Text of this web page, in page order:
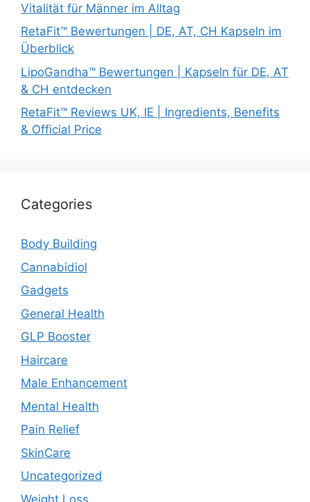
Vitalität für Männer im Alltag
RetaFit™ Bewertungen | DE, AT, CH Kapseln im
Überblick
LipoGandha™ Bewertungen | Kapseln für DE, AT
& CH entdecken
RetaFit™ Reviews UK, IE | Ingredients, Benefits
& Official Price
Categories
Body Building
Cannabidiol
Gadgets
General Health
GLP Booster
Haircare
Male Enhancement
Mental Health
Pain Relief
SkinCare
Uncategorized
Weight Loss